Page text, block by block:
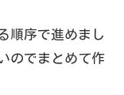
順序で進めまし
のでまとめて作